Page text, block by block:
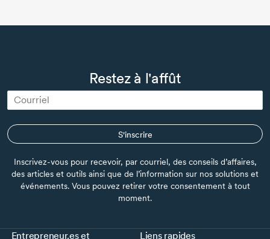
Restez à l'affût
S'inscrire
Inscrivez-vous pour recevoir, par courriel, des conseils d’affaires,
des articles et outils ainsi que de l’information sur nos solutions et
événements. Vous pouvez retirer votre consentement à tout
moment.
Entrepreneur.es et
Liens rapides